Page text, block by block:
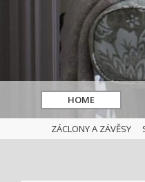
HOME
ZÁCLONY A ZÁVĚSY